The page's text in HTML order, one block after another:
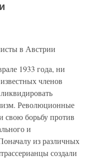
в Австрии
1933 года, ни
членов
Революционные
свою борьбу против
и
из различных
создали